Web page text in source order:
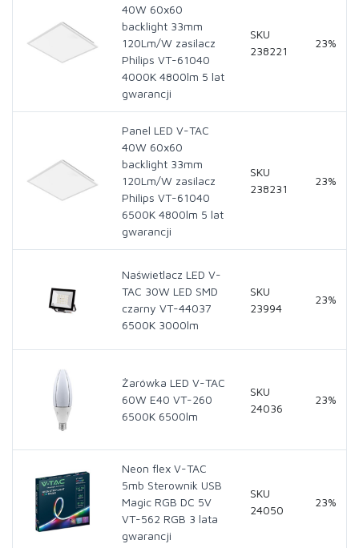
40W 60x60
backlight 33mm
120Lm/W zasilacz
Philips VT-61040
4000K 4800lm 5 lat
gwarancji
SKU
238221
23%
Panel LED V-TAC
40W 60x60
backlight 33mm
120Lm/W zasilacz
Philips VT-61040
6500K 4800lm 5 lat
gwarancji
SKU
238231
23%
Naświetlacz LED V-
TAC 30W LED SMD
czarny VT-44037
6500K 3000lm
SKU
23994
23%
Żarówka LED V-TAC
60W E40 VT-260
6500K 6500lm
SKU
24036
23%
Neon flex V-TAC
5mb Sterownik USB
Magic RGB DC 5V
VT-562 RGB 3 lata
gwarancji
SKU
24050
23%